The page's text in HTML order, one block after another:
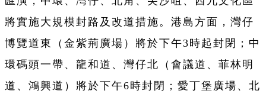
將實施大規模封路及改道措施。港島方面，灣仔
博覽道東（金紫荊廣場）將於下午3時起封閉；中
環碼頭一帶、龍和道、灣仔北（會議道、菲林明
道、鴻興道）將於下午6時封閉；愛丁堡廣場、北